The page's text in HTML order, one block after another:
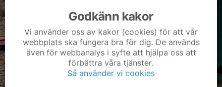
Godkänn kakor
Vi använder oss av kakor (cookies) för att vår
webbplats ska fungera bra för dig. De används
även för webbanalys i syfte att hjälpa oss att
förbättra våra tjänster.
Så använder vi cookies